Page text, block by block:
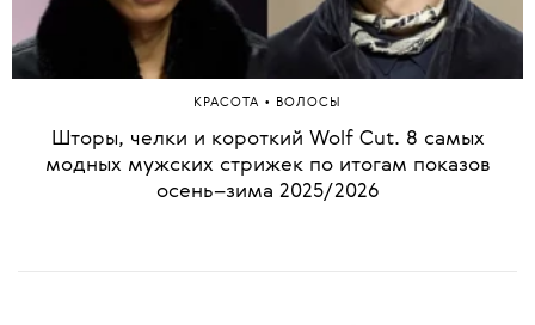
КРАСОТА • ВОЛОСЫ
Шторы, челки и короткий Wolf Cut. 8 самых
модных мужских стрижек по итогам показов
осень–зима 2025/2026